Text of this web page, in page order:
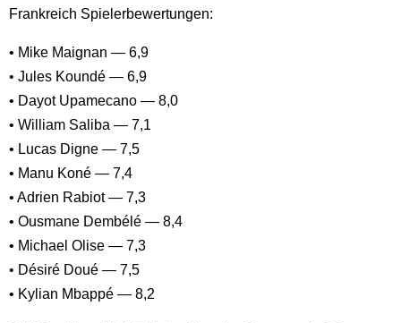
Frankreich Spielerbewertungen:
• Mike Maignan — 6,9
• Jules Koundé — 6,9
• Dayot Upamecano — 8,0
• William Saliba — 7,1
• Lucas Digne — 7,5
• Manu Koné — 7,4
• Adrien Rabiot — 7,3
• Ousmane Dembélé — 8,4
• Michael Olise — 7,3
• Désiré Doué — 7,5
• Kylian Mbappé — 8,2